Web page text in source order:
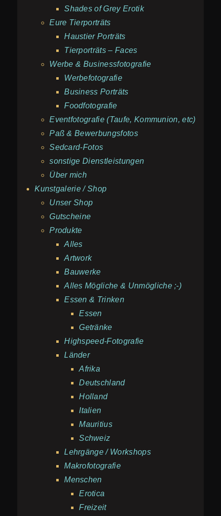
Shades of Grey Erotik
Eure Tierporträts
Haustier Porträts
Tierporträts – Faces
Werbe & Businessfotografie
Werbefotografie
Business Porträts
Foodfotografie
Eventfotografie (Taufe, Kommunion, etc)
Paß & Bewerbungsfotos
Sedcard-Fotos
sonstige Dienstleistungen
Über mich
Kunstgalerie / Shop
Unser Shop
Gutscheine
Produkte
Alles
Artwork
Bauwerke
Alles Mögliche & Unmögliche ;-)
Essen & Trinken
Essen
Getränke
Highspeed-Fotografie
Länder
Afrika
Deutschland
Holland
Italien
Mauritius
Schweiz
Lehrgänge / Workshops
Makrofotografie
Menschen
Erotica
Freizeit